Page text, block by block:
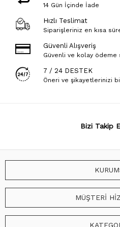
14 Gün İçinde İade
Hızlı Teslimat
Siparişleriniz en kısa
Güvenli Alışveriş
Güvenli ve kolay ödeme
7 / 24 DESTEK
Öneri ve şikayetlerinizi
Bizi Takip
MÜŞTERİ